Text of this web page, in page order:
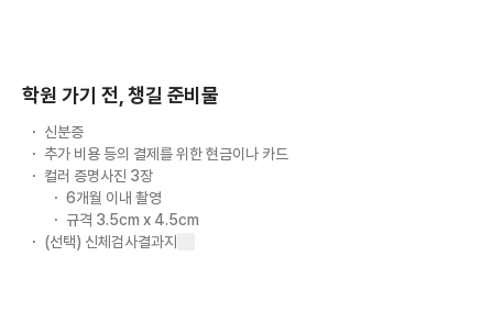
학원 가기 전, 챙길 준비물
신분증
추가 비용 등의 결제를 위한 현금이나 카드
컬러 증명사진 3장
6개월 이내 촬영
규격 3.5cm x 4.5cm
(선택) 신체검사결과지